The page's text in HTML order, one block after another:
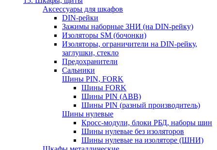
Аксессуары для шкафов
DIN-рейки
Зажимы наборные ЗНИ (на DIN-рейку)
Изоляторы SM (бочонки)
Изоляторы, ограничители на DIN-рейку,
заглушки, стекло
Предохранители
Сальники
Шины PIN, FORK
Шины FORK
Шины PIN (АВВ)
Шины PIN (разный производитель)
Шины нулевые
Кросс-модули, блоки РБД, наборы шин
Шины нулевые без изоляторов
Шины нулевые на изоляторе (ШНИ)